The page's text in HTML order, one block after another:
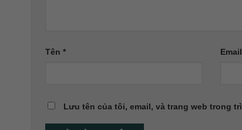
Tên *
Lưu tên của tôi, email, và trang web trong